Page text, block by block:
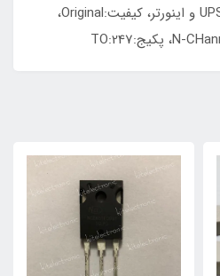
50A آمپر، ویژگی: مناسب UPS و اینورتر، کیفیت:Original،